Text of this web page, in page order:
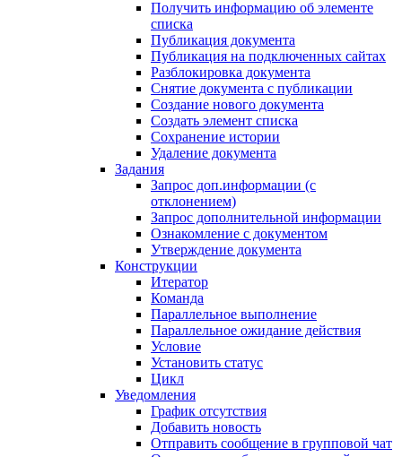
Получить информацию об элементе
списка
Публикация документа
Публикация на подключенных сайтах
Разблокировка документа
Снятие документа с публикации
Создание нового документа
Создать элемент списка
Сохранение истории
Удаление документа
Задания
Запрос доп.информации (с
отклонением)
Запрос дополнительной информации
Ознакомление с документом
Утверждение документа
Конструкции
Итератор
Команда
Параллельное выполнение
Параллельное ожидание действия
Условие
Установить статус
Цикл
Уведомления
График отсутствия
Добавить новость
Отправить сообщение в групповой чат